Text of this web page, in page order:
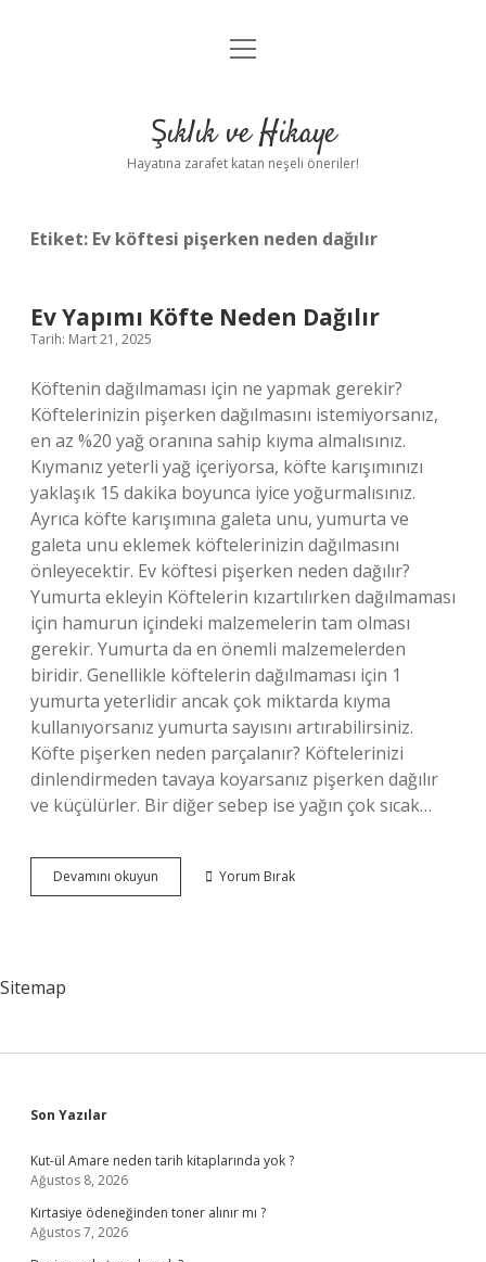
Anasayfa
Yasal Uyarı
menüyü
Şıklık ve Hikaye
Hayatına zarafet katan neşeli öneriler!
Etiket: Ev köftesi pişerken neden dağılır
Ev Yapımı Köfte Neden Dağılır
Tarih: Mart 21, 2025
Köftenin dağılmaması için ne yapmak gerekir?
Köftelerinizin pişerken dağılmasını istemiyorsanız,
en az %20 yağ oranına sahip kıyma almalısınız.
Kıymanız yeterli yağ içeriyorsa, köfte karışımınızı
yaklaşık 15 dakika boyunca iyice yoğurmalısınız.
Ayrıca köfte karışımına galeta unu, yumurta ve
galeta unu eklemek köftelerinizin dağılmasını
önleyecektir. Ev köftesi pişerken neden dağılır?
Yumurta ekleyin Köftelerin kızartılırken dağılmaması
için hamurun içindeki malzemelerin tam olması
gerekir. Yumurta da en önemli malzemelerden
biridir. Genellikle köftelerin dağılmaması için 1
yumurta yeterlidir ancak çok miktarda kıyma
kullanıyorsanız yumurta sayısını artırabilirsiniz.
Köfte pişerken neden parçalanır? Köftelerinizi
dinlendirmeden tavaya koyarsanız pişerken dağılır
ve küçülürler. Bir diğer sebep ise yağın çok sıcak…
Devamını okuyun
Yapımı
Yorum Bırak
Sitemap
Sidebar
Son Yazılar
Kut-ül Amare neden tarih kitaplarında yok ?
Ağustos 8, 2026
Kırtasiye ödeneğinden toner alınır mı ?
Ağustos 7, 2026